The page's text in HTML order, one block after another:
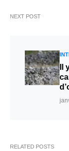
NEXT POST
RELATED POSTS